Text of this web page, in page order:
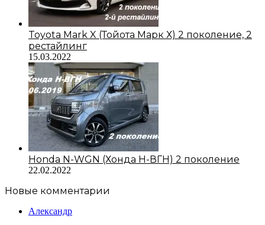
Toyota Mark X (Тойота Марк Х) 2 поколение, 2
рестайлинг
15.03.2022
Honda N-WGN (Хонда Н-ВГН) 2 поколение
22.02.2022
Новые комментарии
Александр